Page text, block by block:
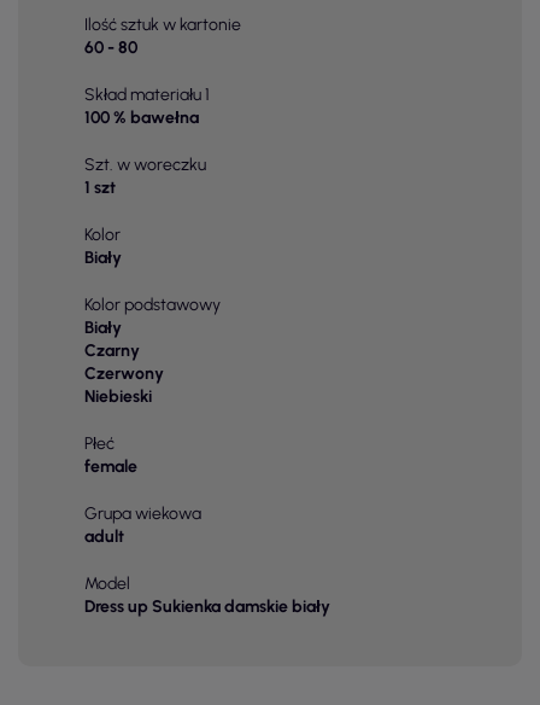
Ilość sztuk w kartonie
60 - 80
Skład materiału 1
100 % bawełna
Szt. w woreczku
1 szt
Kolor
Biały
Kolor podstawowy
Biały
Czarny
Czerwony
Niebieski
Płeć
female
Grupa wiekowa
adult
Model
Dress up Sukienka damskie biały